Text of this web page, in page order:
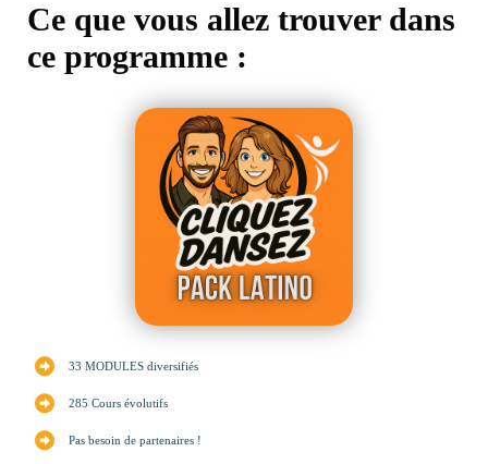
Ce que vous allez trouver dans
ce programme :
33 MODULES diversifiés
285 Cours évolutifs
Pas besoin de partenaires !